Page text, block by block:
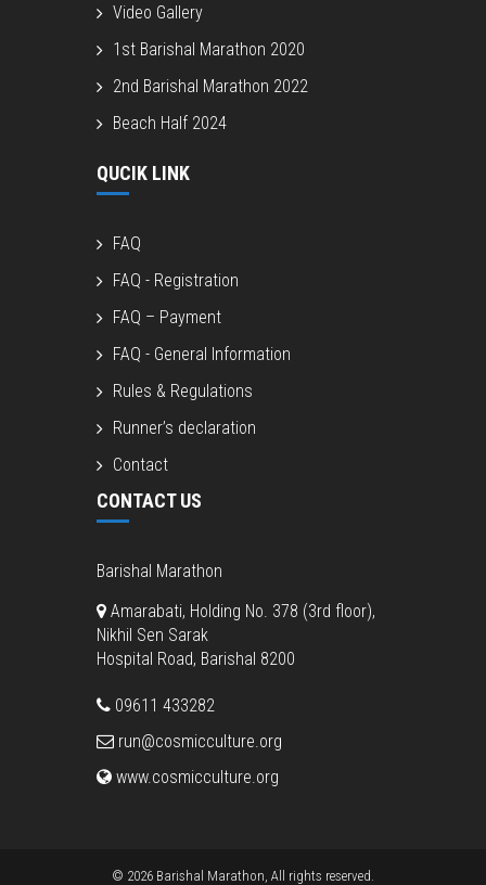
Video Gallery
1st Barishal Marathon 2020
2nd Barishal Marathon 2022
Beach Half 2024
QUCIK LINK
FAQ
FAQ - Registration
FAQ – Payment
FAQ - General Information
Rules & Regulations
Runner’s declaration
Contact
CONTACT US
Barishal Marathon
Amarabati, Holding No. 378 (3rd floor),
Nikhil Sen Sarak
Hospital Road, Barishal 8200
09611 433282
run@cosmicculture.org
www.cosmicculture.org
© 2026 Barishal Marathon, All rights reserved.